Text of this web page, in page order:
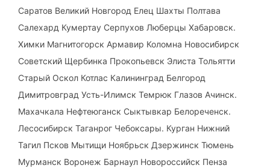
Саратов Великий Новгород Елец Шахты Полтава
Салехард Кумертау Серпухов Люберцы Хабаровск.
Химки Магнитогорск Армавир Коломна Новосибирск
Советский Щербинка Прокопьевск Элиста Тольятти
Старый Оскол Котлас Калининград Белгород
Димитровград Усть-Илимск Темрюк Глазов Ачинск.
Махачкала Нефтеюганск Сыктывкар Белореченск.
Лесосибирск Таганрог Чебоксары. Курган Нижний
Тагил Псков Мытищи Ноябрьск Дзержинск Тюмень
Мурманск Воронеж Барнаул Новороссийск Пенза